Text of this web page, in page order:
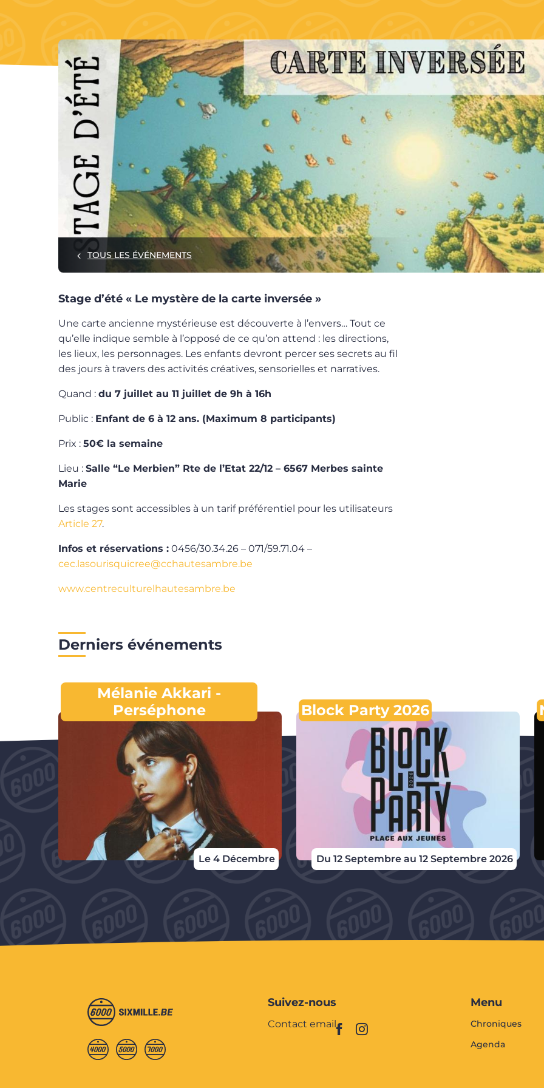
TOUS LES ÉVÉNEMENTS
Stage d’été « Le mystère de la carte inversée »
Une carte ancienne mystérieuse est découverte à l’envers… Tout ce
qu’elle indique semble à l’opposé de ce qu’on attend : les directions,
les lieux, les personnages. Les enfants devront percer ses secrets au fil
des jours à travers des activités créatives, sensorielles et narratives.
Quand : du 7 juillet au 11 juillet de 9h à 16h
Public : Enfant de 6 à 12 ans. (Maximum 8 participants)
Prix : 50€ la semaine
Lieu : Salle “Le Merbien” Rte de l’Etat 22/12 – 6567 Merbes sainte
Marie
Les stages sont accessibles à un tarif préférentiel pour les utilisateurs
Article 27.
Infos et réservations : 0456/30.34.26 – 071/59.71.04 –
cec.lasourisquicree@cchautesambre.be
www.centreculturelhautesambre.be
Derniers événements
Le 4 Décembre
Mélanie Akkari -
Perséphone
Du 12 Septembre au 12 Septembre 2026
Block Party 2026
Suivez-nous
Contact email
Menu
Chroniques
Agenda